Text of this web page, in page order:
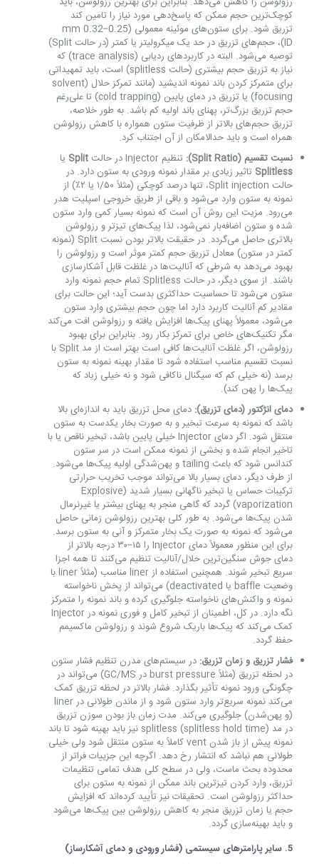
کوچک‌ترین حجم ممکن که پاسخ‌دهی مورد نیاز را تامین کند
تزریق شود. برای ستون‌های موئینه معمولی (0.25–0.32 mm
ID)، حجم‌های تزریق در حد یک میکرولیتر یا کمتر (در حالت Split)
توصیه می‌شود. البته در کاربردهای ردیابی (trace analysis) که
نیاز به تزریق حجم بیشتری (حالت splitless) است، باید تمهیداتی
برای متمرکز کردن باند نمونه اندیشید (مانند تمرکز حلال (solvent
focusing) یا تزریق در دمای پایین (cold trapping) تا علی‌رغم
حجم تزریق بزرگ‌تر، پهنای باند اولیه کم باشد. به طور خلاصه،
تزریق حجم‌های بالاتر از ظرفیت ستون همواره با کاهش رزولوشن
همراه است و باید حدالامکان از آن اجتناب کرد.
نسبت تقسیم (Split Ratio):
تنظیم Injector در حالت Split یا
Splitless تاثیر زیادی بر مقدار نمونه ورودی به ستون دارد. در
حالت Split injection، تنها درصد کوچکی (مثلاً ۱/۵۰ یا ۲٪) از
نمونه به ستون وارد می‌شود و باقی از طریق خروجی اسپلیت هدر
می‌رود. مزیت این روش آن است که نمونه بسیار کمی وارد ستون
شده و ستون اضافه‌بار نمی‌شود، لذا پیک‌های تیزتر و رزولوشن
بالاتری حاصل می‌گردد. در حقیقت بالاتر بودن نسبت Split (نمونه
کمتر در ستون) معادل تزریق حجم کمتر موثر است و رزولوشن را
بهبود می‌دهد به شرطی که آنالیت‌ها در غلظت قابل آشکارسازی
باشند. از سوی دیگر، در حالت Splitless تمام حجم نمونه وارد
ستون می‌شود تا حساسیت حداکثری بدست آید؛ این حالت برای
مقادیر کم آنالیت کاربرد دارد اما چون حجم بیشتری وارد ستون
می‌شود، معمولاً پهنای پیک‌ها افزایش یافته و رزولوشن افت می‌کند
مگر تکنیک‌های خاص برای تمرکز بکار رود. بنابراین برای بهبود
رزولوشن، اگر غلظت آنالیت‌ها کافی است بهتر است از مد Split با
نسبت تقسیم مناسب استفاده شود تا مقدار بهینه نمونه به ستون
برسد (نه خیلی کم که سیگنال ناکافی شود و نه خیلی زیاد که
پیک‌ها را پهن کند).
دمای انژکتور (دمای تزریق): دمای محل تزریق باید به اندازه‌ای بالا
باشد که نمونه به سرعت تبخیر و به صورت بخار یکدست به ستون
منتقل شود. اگر دمای Injector خیلی پایین باشد، تبخیر ناقص یا با
تاخیر انجام شده و بخشی از نمونه ممکن است در سر ستون
کندانس شود که باعث tailing و پهن‌شدگی اولیه پیک‌ها می‌شود.
از طرف دیگر، دمای بسیار بالا می‌تواند موجب تخریب حرارتی
ترکیبات حساس یا تبخیر ناگهانی بسیار شدید (Explosive
vaporization) گردد که گاهی منجر به پهنای بیشتر یا غیرنرمال
شدن پیک‌ها می‌شود. به طور کلی بهترین رزولوشن زمانی حاصل
می‌شود که نمونه به صورت یک بخار متمرکز و آنی به ستون برسد.
برای این منظور معمولاً دمای Injector را ۱۵–۳۰ درجه بالاتر از
دمای جوش سنگین‌ترین حلال/آنالیت تنظیم می‌کنند تا همه اجزا
سریع تبخیر شوند. همچنین استفاده از liner مناسب (مثلاً liner با
وضعیت baffle یا deactivated) می‌تواند از پخش ناخواسته
نمونه و واکنش‌های ناخواسته جلوگیری کرده و باند نمونه را متمرکز
نگه دارد. در کل، اطمینان از تبخیر کامل و فوری نمونه در Injector
کمک می‌کند که پیک‌ها باریک شروع شوند و رزولوشن ماکسیمم
حفظ گردد.
فشار تزریق و زمان تزریق: در سیستم‌های مدرن تنظیم فشار ستون
در لحظه تزریق (مثلاً burst pressure در GC/MS) می‌تواند در
چگونگی ورود نمونه تأثیر بگذارد. فشار بالاتر در لحظه تزریق کمک
می‌کند نمونه سریع‌تر وارد ستون شود و از ماندن طولانی در liner
(و پهن‌شدن) جلوگیری می‌کند. مدت زمان باز بودن سوزن تزریق
در مد splitless (splitless hold time) نیز باید بهینه شود تا باند
نمونه پیش از باز شدن vent کاملاً به ستون منتقل شود ولی خیلی
طولانی هم نباشد که انتشار رخ دهد. اگرچه این جزییات فراتر از
محدوده بحث ماست، ولی در سطح کلی هدف تمامی تنظیمات
تزریق، وارد کردن تیزترین باند ممکن از نمونه به ستون برای
حداکثر رزولوشن است. تحقیقات نیز تأیید کرده‌اند که افزایش
حجم یا زمان تزریق منجر به کاهش رزولوشن بین پیک‌ها می‌شود
و باید بهینه‌سازی گردد.
5. سایر پارامترهای سیستمی (فشار ورودی و دمای آشکارساز)